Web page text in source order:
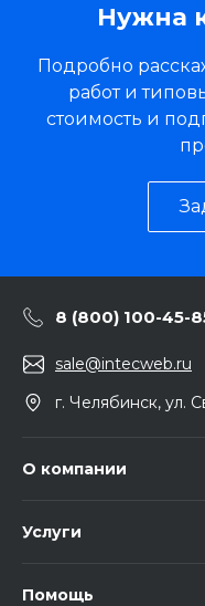
Нужна
Подробно
работ и
стоимость и
8 (800) 100-45-
sale@intecweb.ru
г. Челябинск, ул.
О компании
Услуги
Помощь